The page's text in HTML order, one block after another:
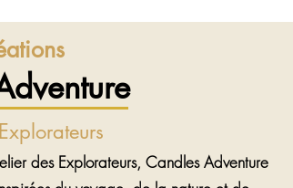
des Explorateurs, Candles Adventure